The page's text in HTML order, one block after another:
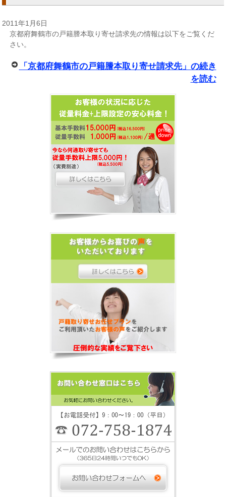
2011年1月6日
京都府舞鶴市の戸籍謄本取り寄せ請求先の情報は以下をご覧くだ
さい。
「京都府舞鶴市の戸籍謄本取り寄せ請求先」の続き
を読む